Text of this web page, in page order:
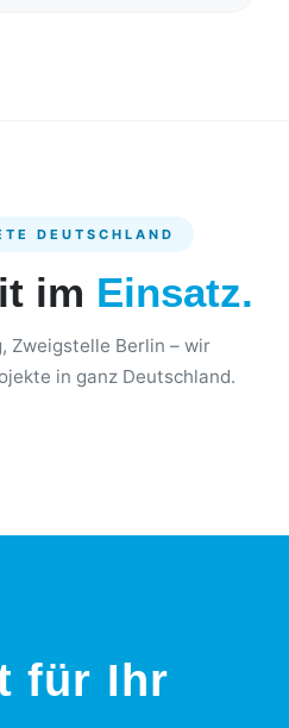
DEUTSCHLAND
im Einsatz.
Zweigstelle Berlin – wir
in ganz Deutschland.
für Ihr